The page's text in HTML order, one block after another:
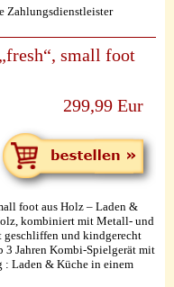
Zahlungsdienstleister
small foot
299,99 Eur
foot aus Holz – Laden &
kombiniert mit Metall- und
geschliffen und kindgerecht
3 Jahren Kombi-Spielgerät mit
: Laden & Küche in einem